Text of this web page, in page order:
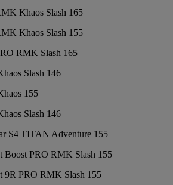
Khaos Slash 165
Khaos Slash 155
RMK Slash 165
Slash 146
155
Slash 146
S4 TITAN Adventure 155
Boost PRO RMK Slash 155
9R PRO RMK Slash 155